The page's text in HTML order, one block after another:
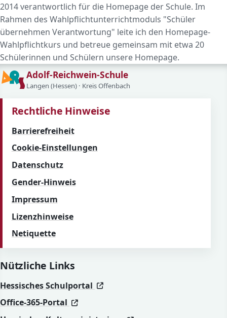
2014 verantwortlich für die Homepage der Schule. Im
Rahmen des Wahlpflichtunterrichtmoduls "Schüler
übernehmen Verantwortung" leite ich den Homepage-
Wahlpflichtkurs und betreue gemeinsam mit etwa 20
Schülerinnen und Schülern unsere Homepage.
Adolf-Reichwein-Schule
Langen (Hessen) · Kreis Offenbach
Rechtliche Hinweise
Barrierefreiheit
Cookie-Einstellungen
Datenschutz
Gender-Hinweis
Impressum
Lizenzhinweise
Netiquette
Nützliche Links
Hessisches Schulportal (öffnet in neuem Fenster)
(öffnet in neuem Fenster)
Office-365-Portal
(öffnet in neuem Fenster)
(öffnet in neuem Fenster)